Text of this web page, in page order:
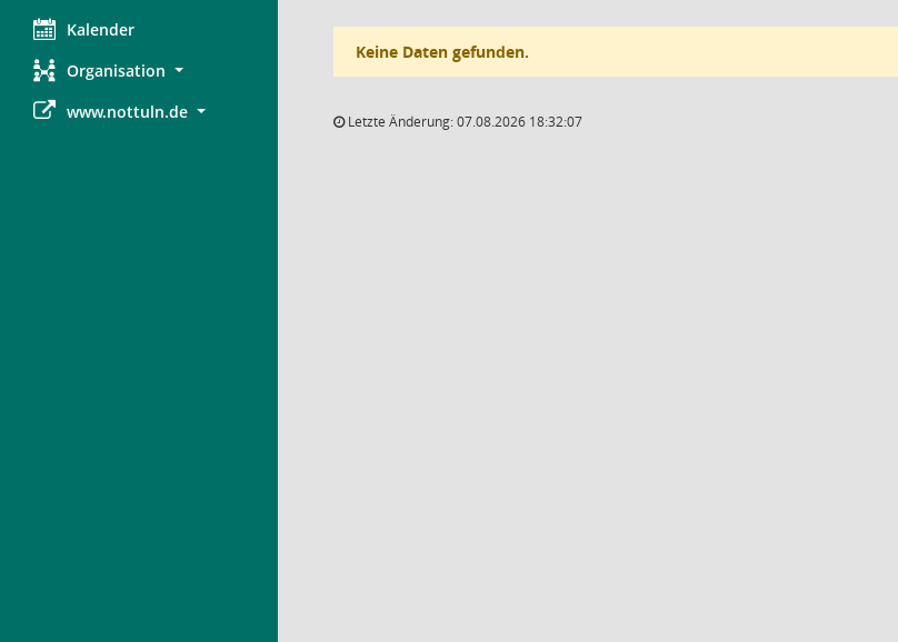
Kalender
Organisation
www.nottuln.de
Keine Daten gefunden.
Letzte Änderung: 07.08.2026 18:32:07